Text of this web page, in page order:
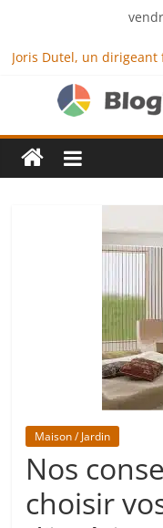
Joris Dutel, un
Agria Assurance
démarque-t-elle de la
JCA Academy :
financière
Denis Bouclon : la
Next Terra
du commerce
Maison / Jardin
Nos
choisir